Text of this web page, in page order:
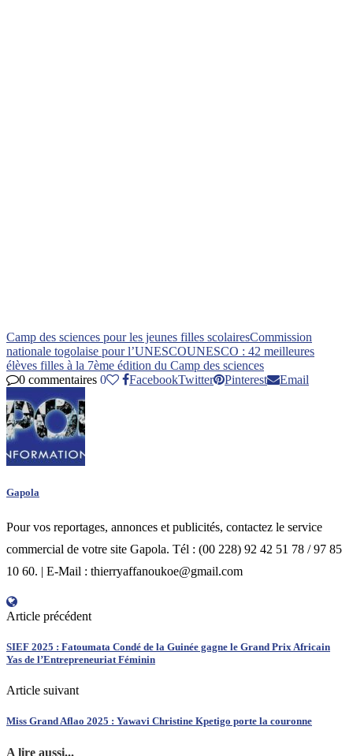
Camp des sciences pour les jeunes filles scolairesCommission
nationale togolaise pour l’UNESCOUNESCO : 42 meilleures
élèves filles à la 7ème édition du Camp des sciences
0 commentaires 0 FacebookTwitter Pinterest Email
Gapola
Pour vos reportages, annonces et publicités, contactez le service
commercial de votre site Gapola. Tél : (00 228) 92 42 51 78 / 97 85
10 60. | E-Mail : thierryaffanoukoe@gmail.com
Article précédent
SIEF 2025 : Fatoumata Condé de la Guinée gagne le Grand Prix Africain
Yas de l’Entrepreneuriat Féminin
Article suivant
Miss Grand Aflao 2025 : Yawavi Christine Kpetigo porte la couronne
A lire aussi...